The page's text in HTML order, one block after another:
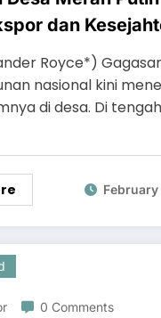
dan
Royce*)
nasional kini
di desa. Di
0 Comments